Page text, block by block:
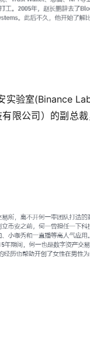
验室(Binance
限公司）的副总